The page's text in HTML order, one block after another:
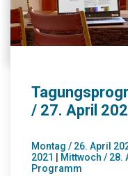
/ 27. April
Montag / 26. April
2021
Mittwoch / 28.
Programm